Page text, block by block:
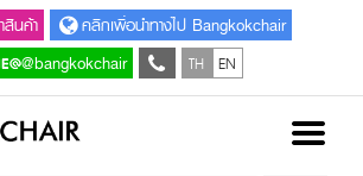
นค้า
คลิกเพื่อนำทางไป Bangkokchair
@bangkokchair
TH EN